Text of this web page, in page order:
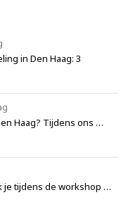
in Den Haag: 3
Haag? Tijdens ons …
je tijdens de workshop …